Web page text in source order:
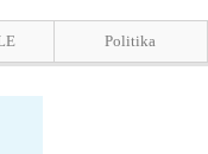
Politika